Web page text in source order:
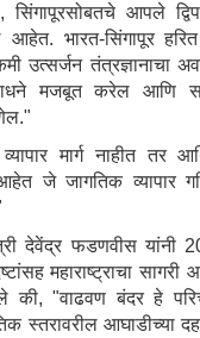
सिंगापूरसोबतचे आपले
आहेत. भारत-सिंगापूर
उत्सर्जन तंत्रज्ञानाचा
मजबूत करेल आणि
मार्ग नाहीत तर
जे जागतिक व्यापार
देवेंद्र फडणवीस यांनी
महाराष्ट्राचा
"वाढवण बंदर हे
स्तरावरील आघाडीच्या